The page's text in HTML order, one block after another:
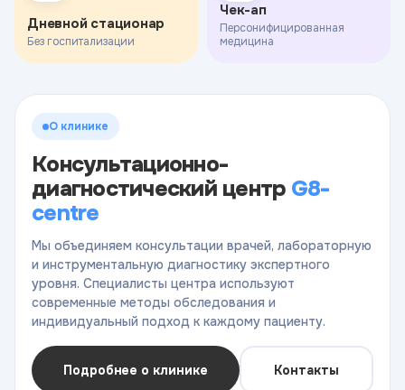
Дневной стационар
Без госпитализации
Чек-ап
Персонифицированная
медицина
О клинике
Консультационно-
диагностический центр G8-
centre
Мы объединяем консультации врачей, лабораторную
и инструментальную диагностику экспертного
уровня. Специалисты центра используют
современные методы обследования и
индивидуальный подход к каждому пациенту.
Подробнее о клинике Контакты